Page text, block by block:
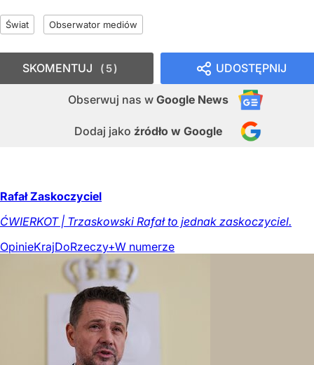
Świat Obserwator mediów
UDOSTĘPNIJ
Obserwuj nas w Google News
Dodaj jako źródło w Google
SKOMENTUJ 5
Rafał Zaskoczyciel
ĆWIERKOT | Trzaskowski Rafał to jednak zaskoczyciel.
OpinieKrajDoRzeczy+W numerze